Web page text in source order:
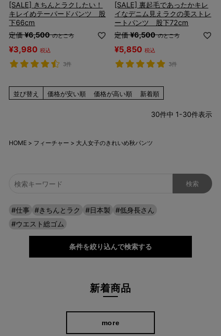
[SALE] きちんとラクしたい！
キレイめテーパードパンツ 股
下66cm
定価 ¥6,500 のところ
¥3,980 税込
3件
[SALE] 裏起毛であったかキレ
イなデニム見えラクの美ストレ
ートパンツ 股下72cm
定価 ¥6,500 のところ
¥5,850 税込
3件
並び替え 価格が安い順 価格が高い順 新着順
30件中 1-30件表示
HOME フィーチャー 大人女子のきれいめ秋パンツ
#仕事 #きちんとラク #日本製
#低身長さん
#ウエスト総ゴム
条件を絞り込んで検索する
新着商品
more